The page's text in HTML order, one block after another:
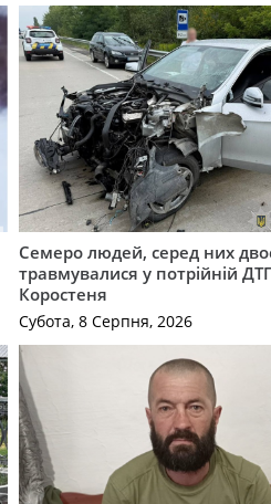
Семеро людей, серед них
травмувалися у потрійній
Коростеня
Субота, 8 Серпня, 2026